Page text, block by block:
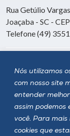
Nós utilizamos
com nosso site
entender
assim
você. Para
cookies que
Rua Getúlio
Joaçaba - SC -
Telefone (49)
Siga a